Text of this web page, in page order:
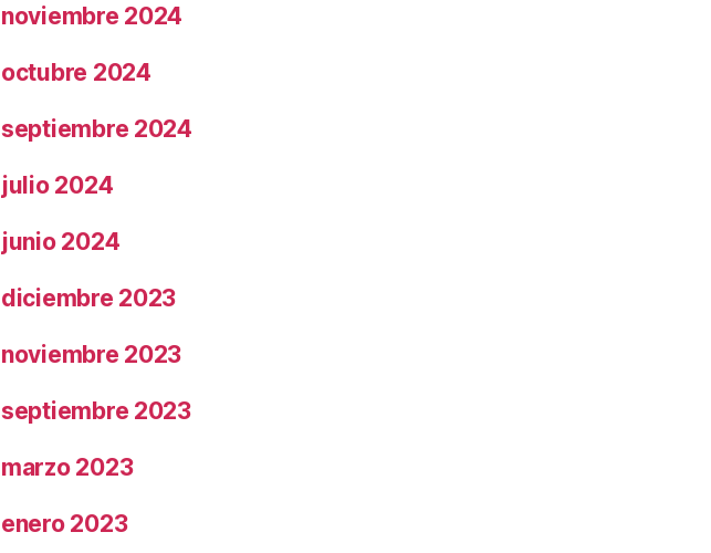
noviembre 2024
octubre 2024
septiembre 2024
julio 2024
junio 2024
diciembre 2023
noviembre 2023
septiembre 2023
marzo 2023
enero 2023